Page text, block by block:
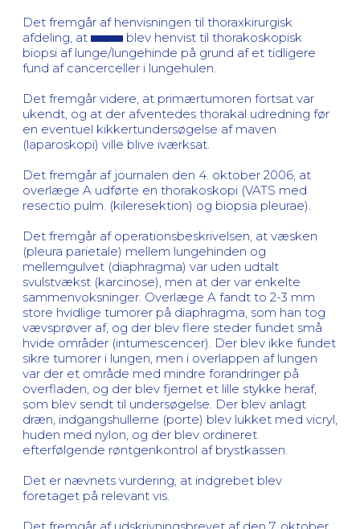
Det fremgår af henvisningen til thoraxkirurgisk
afdeling, at
blev henvist til thorakoskopisk
biopsi af lunge/lungehinde på grund af et tidligere
fund af cancerceller i lungehulen.
Det fremgår videre, at primærtumoren fortsat var
ukendt, og at der afventedes thorakal udredning før
en eventuel kikkertundersøgelse af maven
(laparoskopi) ville blive iværksat.
Det fremgår af journalen den 4. oktober 2006, at
overlæge A udførte en thorakoskopi (VATS med
resectio pulm. (kileresektion) og biopsia pleurae).
Det fremgår af operationsbeskrivelsen, at væsken
(pleura parietale) mellem lungehinden og
mellemgulvet (diaphragma) var uden udtalt
svulstvækst (karcinose), men at der var enkelte
sammenvoksninger. Overlæge A fandt to 2-3 mm
store hvidlige tumorer på diaphragma, som han tog
vævsprøver af, og der blev flere steder fundet små
hvide områder (intumescencer). Der blev ikke fundet
sikre tumorer i lungen, men i overlappen af lungen
var der et område med mindre forandringer på
overfladen, og der blev fjernet et lille stykke heraf,
som blev sendt til undersøgelse. Der blev anlagt
dræn, indgangshullerne (porte) blev lukket med vicryl,
huden med nylon, og der blev ordineret
efterfølgende røntgenkontrol af brystkassen.
Det er nævnets vurdering, at indgrebet blev
foretaget på relevant vis.
Det fremgår af udskrivningsbrevet af den 7. oktober